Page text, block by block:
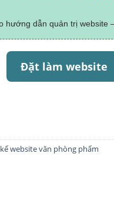
hướng dẫn quản trị website
Đặt làm website
website văn phòng phẩm